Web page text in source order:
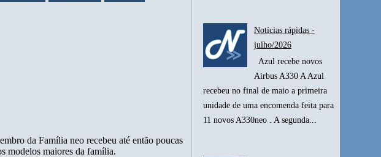
da Família neo recebeu até então poucas
modelos maiores da família.
Notícias rápidas -
julho/2026
Azul recebe novos
Airbus A330 A Azul
recebeu no final de maio a primeira
unidade de uma encomenda feita para
11 novos A330neo . A segunda...